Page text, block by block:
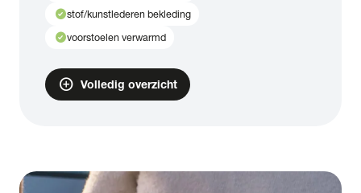
check_circlestof/kunstlederen bekleding
check_circlevoorstoelen verwarmd
add_circle Volledig overzicht